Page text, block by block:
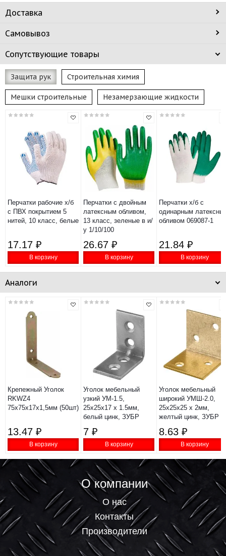
Доставка
Самовывоз
Сопутствующие товары
Защита рук Строительная химия
Мешки строительные Незамерзающие жидкости
Перчатки рабочие х/б
с ПВХ покрытием 5
нитей, 10 класс, белые
17.17 ₽
В корзину
Перчатки с двойным
латексным обливом,
13 класс, зеленые в и/
у 1/10/100
26.67 ₽
В корзину
Перчатки х/б с
одинарным
обливом 069087-1
21.84 ₽
В корзину
Аналоги
Крепежный Уголок
RKWZ4
75х75х17x1,5мм (50шт)
13.47 ₽
В корзину
Уголок мебельный
узкий УМ-1.5,
25х25х17 х 1.5мм,
белый цинк, ЗУБР
7 ₽
В корзину
Уголок мебельный
широкий УМШ-2.0,
25х25х25 х 2мм,
желтый цинк, ЗУБР
8.63 ₽
В корзину
О компании
О нас
Контакты
Производители